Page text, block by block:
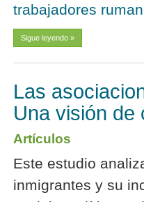
trabajadores
Sigue leyendo »
Las
Una visión de
Artículos
Este estudio
inmigrantes y su